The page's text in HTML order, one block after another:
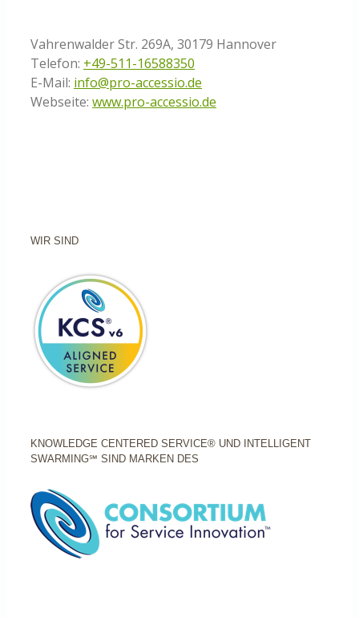
Vahrenwalder Str. 269A, 30179 Hannover
Telefon: +49-511-16588350
E-Mail: info@pro-accessio.de
Webseite: www.pro-accessio.de
WIR SIND
KNOWLEDGE CENTERED SERVICE® UND INTELLIGENT
SWARMING℠ SIND MARKEN DES